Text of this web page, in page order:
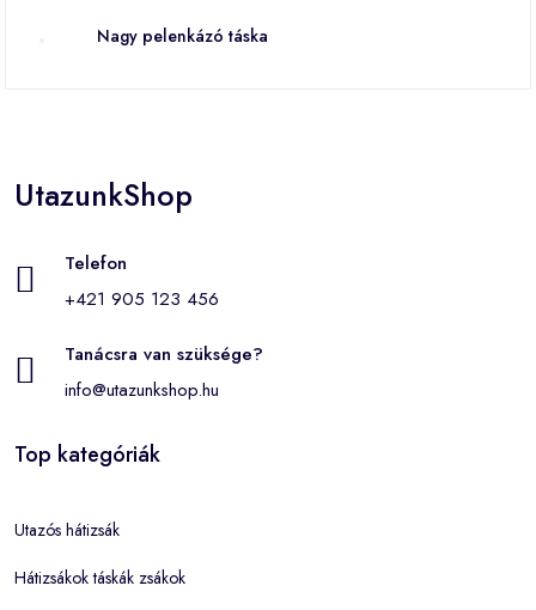
Nagy pelenkázó táska
UtazunkShop
Telefon
+421 905 123 456
Tanácsra van szüksége?
info@utazunkshop.hu
Top kategóriák
Utazós hátizsák
Hátizsákok táskák zsákok